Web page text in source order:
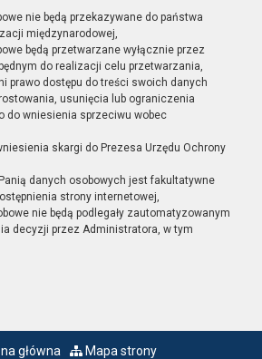
nie będą przekazywane do państwa
międzynarodowej,
będą przetwarzane wyłącznie przez
do realizacji celu przetwarzania,
prawo dostępu do treści swoich danych
usunięcia lub ograniczenia
do wniesienia sprzeciwu wobec
skargi do Prezesa Urzędu Ochrony
danych osobowych jest fakultatywne
strony internetowej,
nie będą podlegały zautomatyzowanym
decyzji przez Administratora, w tym
główna Mapa strony